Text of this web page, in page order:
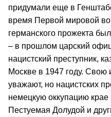
придумали еще в
время Первой мировой
германского прожекта
– в прошлом царский
нацистский преступник,
Москве в 1947 году.
уважают, но нацистских
немецкую оккупацию крае
Пестуемая Долудой и